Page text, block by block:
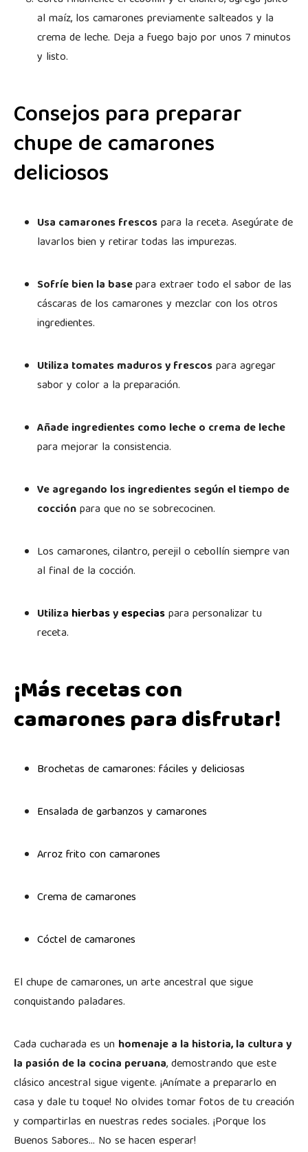
al maíz, los camarones previamente salteados y la
crema de leche. Deja a fuego bajo por unos 7 minutos
y listo.
Consejos para preparar
chupe de camarones
deliciosos
Usa camarones frescospara la receta. Asegúrate de
lavarlos bien y retirar todas las impurezas.
Sofríe bien la basepara extraer todo el sabor de las
cáscaras de los camarones y mezclar con los otros
ingredientes.
Utiliza tomates maduros y frescospara agregar
sabor y color a la preparación.
Añade ingredientes como leche o crema de leche
para mejorar la consistencia.
Ve agregando los ingredientes según el tiempo de
cocciónpara que no se sobrecocinen.
Los camarones, cilantro, perejil o cebollín siempre van
al final de la cocción.
Utiliza hierbasyespeciaspara personalizar tu
receta.
¡Más recetas con
camarones para disfrutar!
Brochetas de camarones: fáciles y deliciosas
Ensalada de garbanzos y camarones
Arroz frito con camarones
Crema de camarones
Cóctel de camarones
El chupe de camarones, un arte ancestral que sigue
conquistando paladares.
Cada cucharada es un homenaje a la historia, la cultura y
la pasión de la cocina peruana, demostrando que este
clásico ancestral sigue vigente. ¡Anímate a prepararlo en
casa y dale tu toque! No olvides tomar fotos de tu creación
y compartirlas en nuestras redes sociales. ¡Porque los
Buenos Sabores… No se hacen esperar!